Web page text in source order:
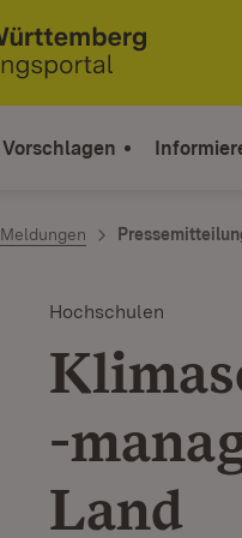
Vorschlagen
Meldungen
Hochschulen
-
Land